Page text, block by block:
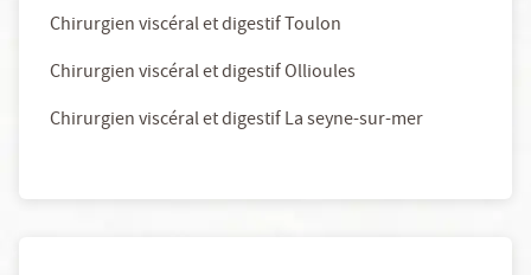
Chirurgien viscéral et digestif Toulon
Chirurgien viscéral et digestif Ollioules
Chirurgien viscéral et digestif La seyne-sur-mer